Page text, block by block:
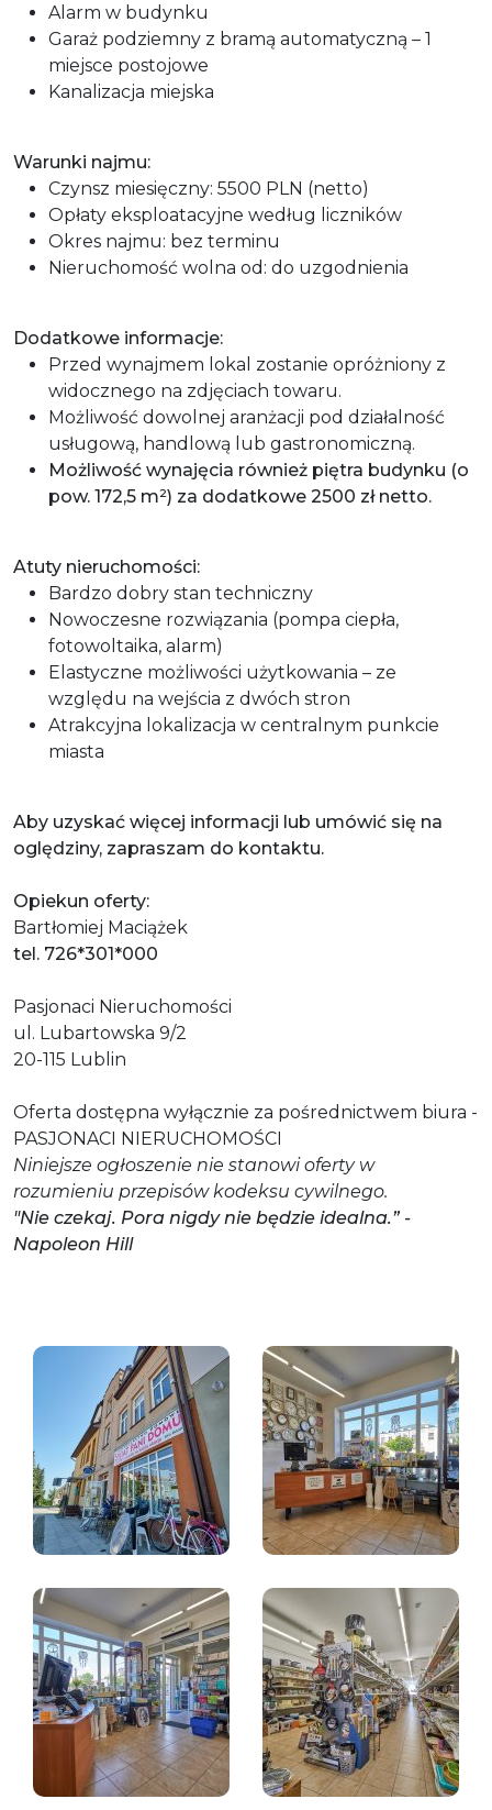
Alarm w budynku
Garaż podziemny z bramą automatyczną – 1
miejsce postojowe
Kanalizacja miejska
Warunki najmu:
Czynsz miesięczny: 5500 PLN (netto)
Opłaty eksploatacyjne według liczników
Okres najmu: bez terminu
Nieruchomość wolna od: do uzgodnienia
Dodatkowe informacje:
Przed wynajmem lokal zostanie opróżniony z
widocznego na zdjęciach towaru.
Możliwość dowolnej aranżacji pod działalność
usługową, handlową lub gastronomiczną.
Możliwość wynajęcia również piętra budynku (o
pow. 172,5 m²) za dodatkowe 2500 zł netto.
Atuty nieruchomości:
Bardzo dobry stan techniczny
Nowoczesne rozwiązania (pompa ciepła,
fotowoltaika, alarm)
Elastyczne możliwości użytkowania – ze
względu na wejścia z dwóch stron
Atrakcyjna lokalizacja w centralnym punkcie
miasta
Aby uzyskać więcej informacji lub umówić się na
oględziny, zapraszam do kontaktu.
Opiekun oferty:
Bartłomiej Maciążek
tel. 726*301*000
Pasjonaci Nieruchomości
ul. Lubartowska 9/2
20-115 Lublin
Oferta dostępna wyłącznie za pośrednictwem biura -
PASJONACI NIERUCHOMOŚCI
Niniejsze ogłoszenie nie stanowi oferty w
rozumieniu przepisów kodeksu cywilnego.
"Nie czekaj. Pora nigdy nie będzie idealna.” -
Napoleon Hill